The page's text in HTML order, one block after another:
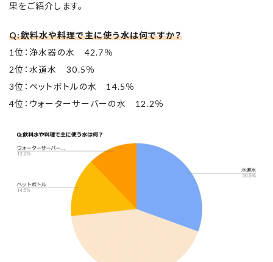
果をご紹介します。
Q:飲料水や料理で主に使う水は何ですか？
1位：浄水器の水 42.7％
2位：水道水 30.5％
3位：ペットボトルの水 14.5％
4位：ウォーターサーバーの水 12.2％